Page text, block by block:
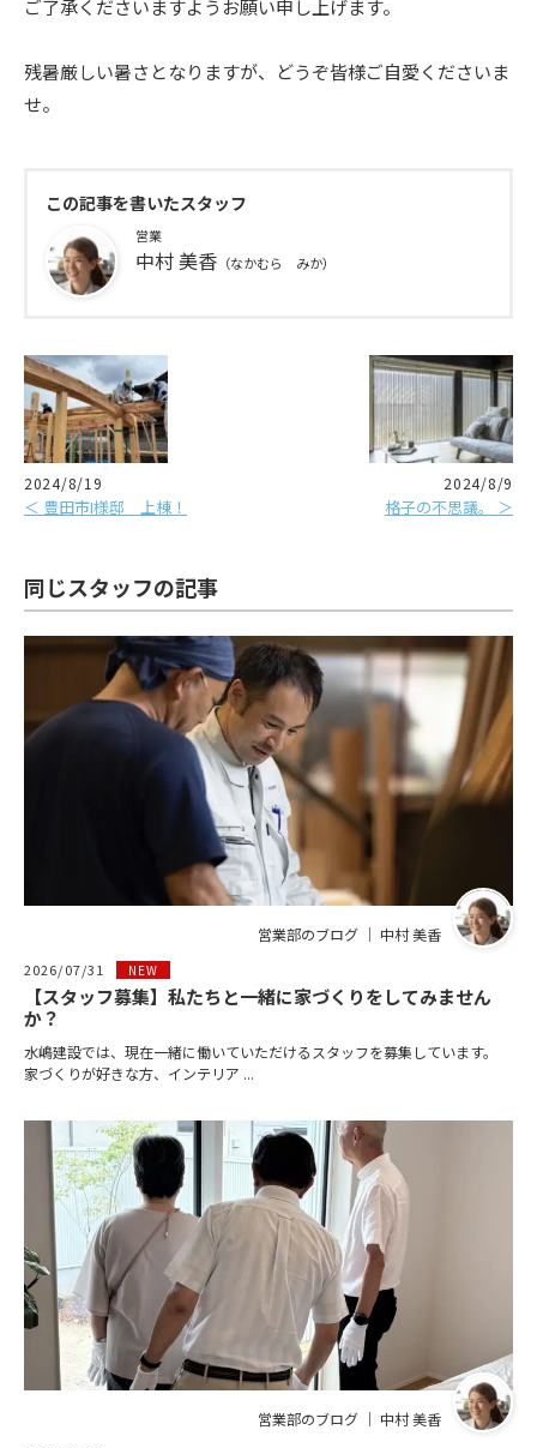
ご了承くださいますようお願い申し上げます。
残暑厳しい暑さとなりますが、どうぞ皆様ご自愛くださいま
せ。
この記事を書いたスタッフ
営業
中村 美香 （なかむら みか）
2024/8/19
＜ 豊田市I様邸 上棟！
2024/8/9
格子の不思議。 ＞
同じスタッフの記事
営業部のブログ ｜ 中村 美香
2026/07/31 NEW
【スタッフ募集】私たちと一緒に家づくりをしてみません
か？
水嶋建設では、現在一緒に働いていただけるスタッフを募集しています。
家づくりが好きな方、インテリア ...
営業部のブログ ｜ 中村 美香